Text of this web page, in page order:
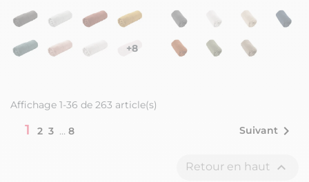
+8
Affichage 1-36 de 263 article(s)
1 2 3 … 8 Suivant 
Retour en haut 